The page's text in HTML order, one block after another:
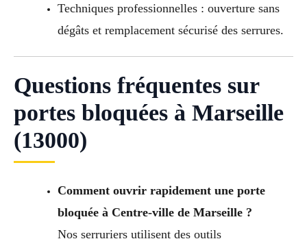
Techniques professionnelles : ouverture sans
dégâts et remplacement sécurisé des serrures.
Questions fréquentes sur
portes bloquées à Marseille
(13000)
Comment ouvrir rapidement une porte
bloquée à Centre-ville de Marseille ?
Nos serruriers utilisent des outils